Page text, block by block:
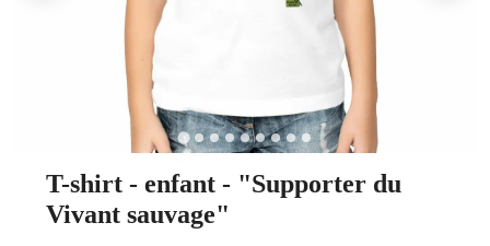
T-shirt - enfant - "Supporter du
Vivant sauvage"